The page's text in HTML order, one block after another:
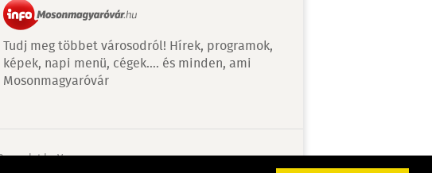
Tudj meg többet városodról! Hírek, programok,
képek, napi menü, cégek…. és minden, ami
Mosonmagyaróvár
arculat byVoov